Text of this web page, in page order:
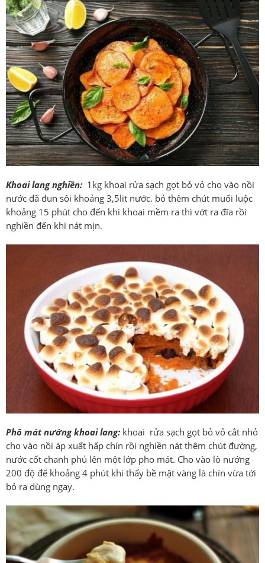
Khoai lang nghiền: 1kg khoai rửa sạch gọt bỏ vỏ cho vào nồi
nước đã đun sôi khoảng 3,5lit nước. bỏ thêm chút muối luộc
khoảng 15 phút cho đến khi khoai mềm ra thì vớt ra đĩa rồi
nghiền đến khi nát mịn.
Phô mát nướng khoai lang: khoai rửa sạch gọt bỏ vỏ cắt nhỏ
cho vào nồi áp xuất hấp chín rồi nghiền nát thêm chút đường,
nước cốt chanh phủ lên một lớp pho mát. Cho vào lò nướng
200 độ để khoảng 4 phút khi thấy bề mặt vàng là chín vừa tới
bỏ ra dùng ngay.